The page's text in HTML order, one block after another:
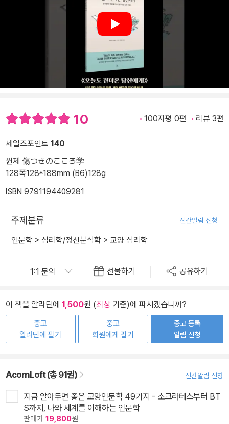
Play
10 100자평 0편 리뷰 3편
세일즈포인트 140
원제 傷つきのこころ学
128쪽128*188mm (B6)128g
ISBN 9791194409281
주제분류 신간알림 신청
인문학 > 심리학/정신분석학 > 교양 심리학
선물하기 공유하기
이 책을 알라딘에 1,500원 (최상기준)에 파시겠습니까?
중고
알라딘에 팔기
중고
회원에게 팔기
중고 등록
알림 신청
AcornLoft (총 91권) 신간알림 신청
지금 알아두면 좋은 교양인문학 49가지 - 소크라테스부터 BT
S까지, 나와 세계를 이해하는 인문학
판매가 19,800원